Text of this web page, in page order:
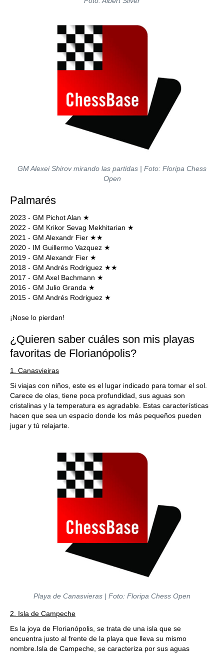
GM Alexei Shirov mirando las partidas | Foto: Floripa Chess
Open
Palmarés
2023 - GM Pichot Alan ★
2022 - GM Krikor Sevag Mekhitarian ★
2021 - GM Alexandr Fier ★★
2020 - IM Guillermo Vazquez ★
2019 - GM Alexandr Fier ★
2018 - GM Andrés Rodriguez ★★
2017 - GM Axel Bachmann ★
2016 - GM Julio Granda ★
2015 - GM Andrés Rodriguez ★
¡Nose lo pierdan!
¿Quieren saber cuáles son mis playas
favoritas de Florianópolis?
1. Canasvieiras
Si viajas con niños, este es el lugar indicado para tomar el sol.
Carece de olas, tiene poca profundidad, sus aguas son
cristalinas y la temperatura es agradable. Estas características
hacen que sea un espacio donde los más pequeños pueden
jugar y tú relajarte.
Playa de Canasvieras | Foto: Floripa Chess Open
2. Isla de Campeche
Es la joya de Florianópolis, se trata de una isla que se
encuentra justo al frente de la playa que lleva su mismo
nombre.Isla de Campeche, se caracteriza por sus aguas